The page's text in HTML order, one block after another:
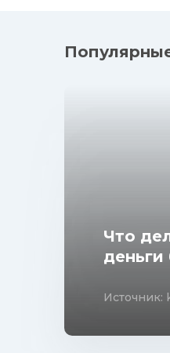
Что
деньги
Источник: